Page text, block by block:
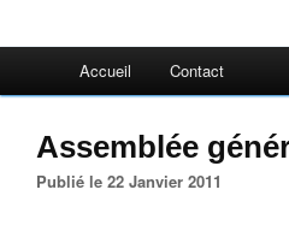
Accueil Contact
Assemblée
Publié le 22 Janvier 2011